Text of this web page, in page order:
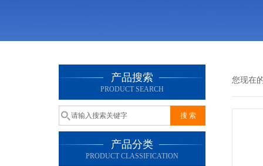
产品搜索
PRODUCT SEARCH
产品分类
PRODUCT CLASSIFICATION
您现在